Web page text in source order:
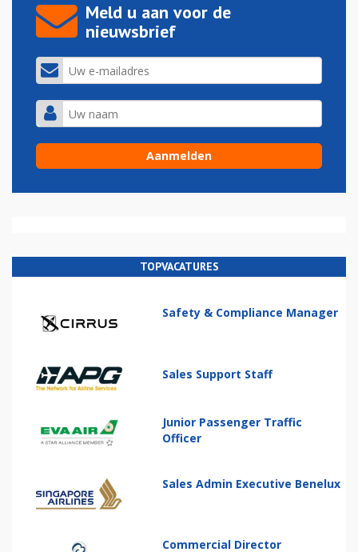
Meld u aan voor de
nieuwsbrief
TOPVACATURES
Safety & Compliance Manager
Sales Support Staff
Junior Passenger Traffic
Officer
Sales Admin Executive Benelux
Commercial Director